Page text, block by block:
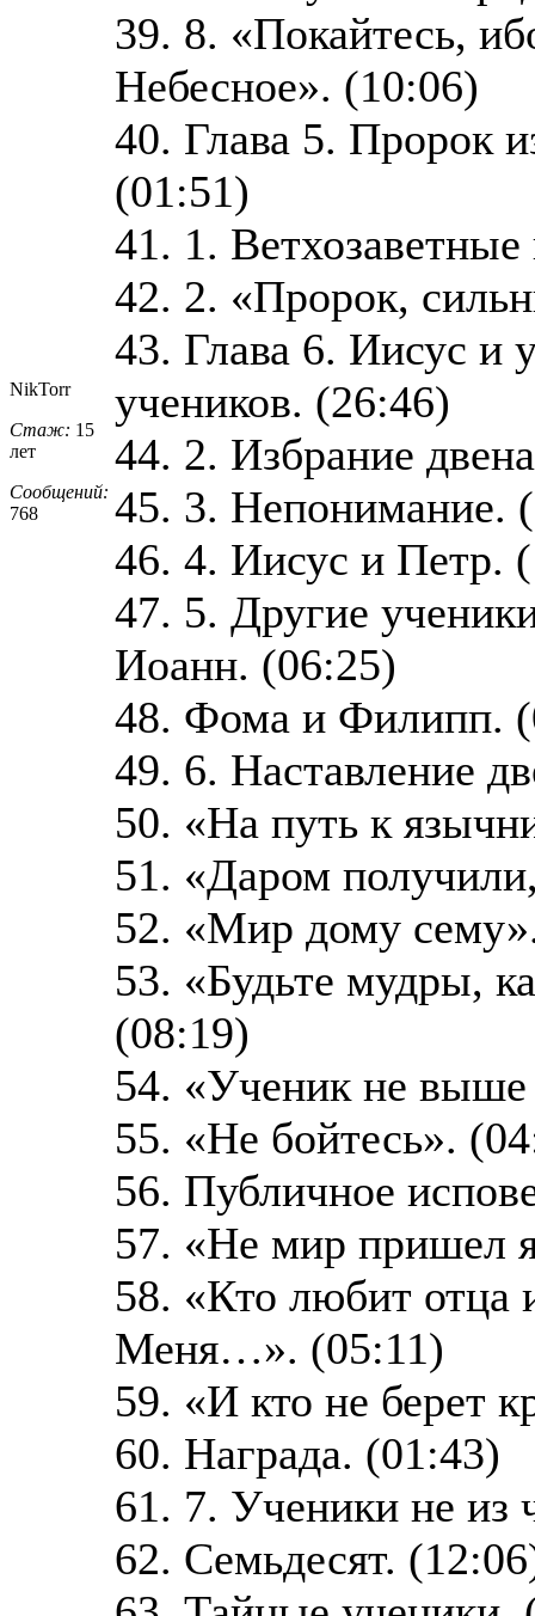
NikTorr
Стаж: 15
лет
Сообщений:
768
39. 8. «Покайтесь,
Небесное». (10:06)
40. Глава 5. Пророк
(01:51)
41. 1.
42. 2. «Пророк,
43. Глава 6. Иисус и
учеников. (26:46)
44. 2. Избрание
45. 3. Непонимание.
46. 4. Иисус и Петр.
47. 5. Другие
Иоанн. (06:25)
48. Фома и Филипп.
49. 6. Наставление
50. «На путь к
51. «Даром
52. «Мир дому
53. «Будьте мудры,
(08:19)
54. «Ученик не выше
55. «Не бойтесь».
56. Публичное
57. «Не мир пришел
58. «Кто любит отца
Меня…». (05:11)
59. «И кто не берет
60. Награда. (01:43)
61. 7. Ученики не из
62. Семьдесят.